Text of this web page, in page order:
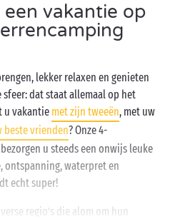
een vakantie op
lekker relaxen en genieten
dat staat allemaal op het
u vakantie met zijn tweeën, met uw
beste vrienden? Onze 4-
u steeds een onwijs leuke
ontspanning, waterpret en
echt super!
regio’s die alom om hun